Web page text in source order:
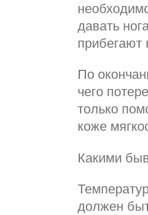
давать
прибегают
По
чего
только
коже
Какими
должен